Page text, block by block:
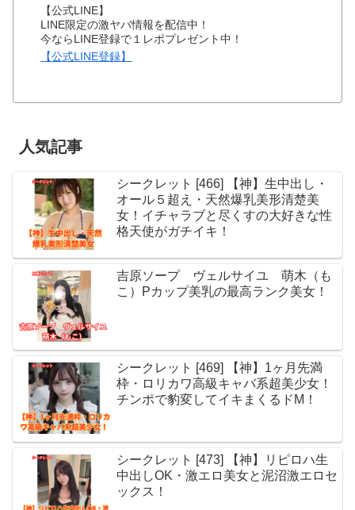
【公式LINE】
LINE限定の激ヤバ情報を配信中！
今ならLINE登録で１レポプレゼント中！
【公式LINE登録】
人気記事
シークレット [466] 【神】生中出し・
オール５超え・天然爆乳美形清楚美
女！イチャラブと尽くすの大好きな性
格天使がガチイキ！
吉原ソープ ヴェルサイユ 萌木（も
こ）Pカップ美乳の最高ランク美女！
シークレット [469] 【神】1ヶ月先満
枠・ロリカワ高級キャバ系超美少女！
チンポで豹変してイキまくるドM！
シークレット [473] 【神】リピロハ生
中出しOK・激エロ美女と泥沼激エロセ
ックス！